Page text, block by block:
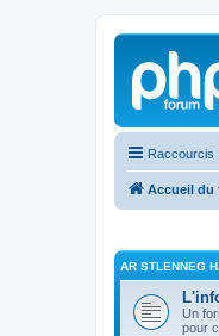
Raccourcis
Accueil du
AR STLENNEG
Un
pour